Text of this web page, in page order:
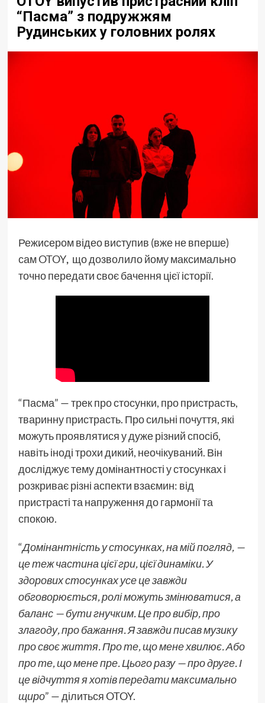
“Пасма” з подружжям
Рудинських у головних ролях
Режисером відео виступив (вже не вперше)
самOTOY, що дозволило йому максимально
точно передати своє бачення цієї історії.
“Пасма” — трек про стосунки, про пристрасть,
тваринну пристрасть. Про сильні почуття, які
можуть проявлятися у дуже різний спосіб,
навіть іноді трохи дикий, неочікуваний. Він
досліджує тему домінантності у стосунках і
розкриває різні аспекти взаємин: від
пристрасті та напруження до гармонії та
спокою.
“Домінантність у стосунках, на мій погляд, —
це теж частина цієї гри, цієї динаміки. У
здорових стосунках усе це завжди
обговорюється, ролі можуть змінюватися, а
баланс — бути гнучким. Це про вибір, про
злагоду, про бажання.Я завжди писав музику
про своє життя. Про те, що мене хвилює. Або
про те, що мене пре. Цього разу — про друге. І
це відчуття я хотів передати максимально
щиро” — ділиться OTOY.